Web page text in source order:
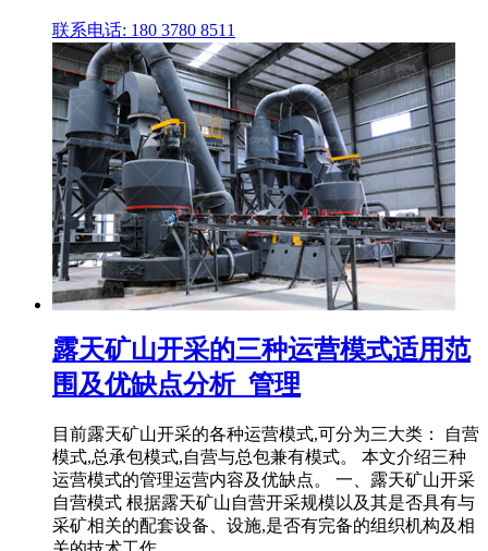
联系电话: 180 3780 8511
露天矿山开采的三种运营模式适用范
围及优缺点分析_管理
目前露天矿山开采的各种运营模式,可分为三大类： 自营
模式,总承包模式,自营与总包兼有模式。 本文介绍三种
运营模式的管理运营内容及优缺点。 一、露天矿山开采
自营模式 根据露天矿山自营开采规模以及其是否具有与
采矿相关的配套设备、设施,是否有完备的组织机构及相